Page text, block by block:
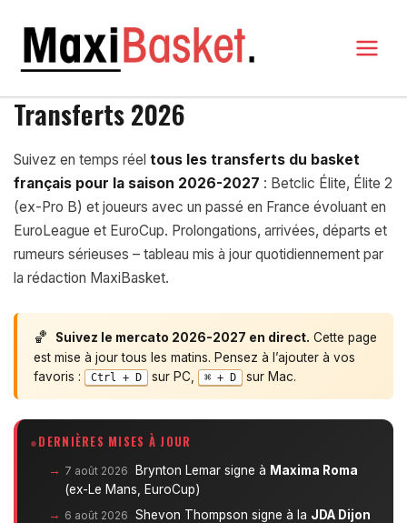
contenu
MAXI BASKET
Transferts 2026
Suivez en temps réel tous les transferts du basket
français pour la saison 2026-2027 : Betclic Élite, Élite 2
(ex-Pro B) et joueurs avec un passé en France évoluant en
EuroLeague et EuroCup. Prolongations, arrivées, départs et
rumeurs sérieuses – tableau mis à jour quotidiennement par
la rédaction MaxiBasket.
🏀 Suivez le mercato 2026-2027 en direct. Cette page
est mise à jour tous les matins. Pensez à l’ajouter à vos
favoris :
Ctrl + D sur PC, ⌘ + D sur Mac.
DERNIÈRES MISES À JOUR
7 août 2026 Brynton Lemar signe à Maxima Roma
(ex-Le Mans, EuroCup)
6 août 2026 Shevon Thompson signe à la JDA Dijon